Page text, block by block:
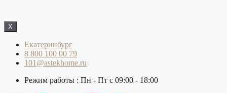
X
Екатеринбург
8 800 100 00 79
101@astekhome.ru
Режим работы : Пн - Пт с 09:00 - 18:00